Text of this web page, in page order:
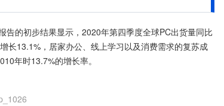
的初步结果显示，2020年第四季度全球PC出货量同比
长13.1%，居家办公、线上学习以及消费需求的复苏成
年时13.7%的增长率。